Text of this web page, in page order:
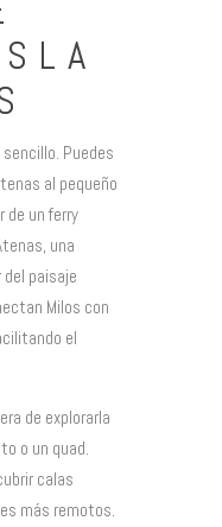
Puedes
al pequeño
de un ferry
una
paisaje
Milos con
el
de explorarla
o un quad.
calas
más remotos.